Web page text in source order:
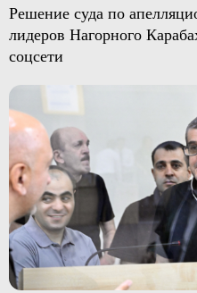
Решение суда по
лидеров Нагорного
соцсети